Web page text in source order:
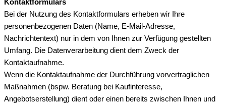
Kontaktformulars
Bei der Nutzung des Kontaktformulars erheben wir Ihre
personenbezogenen Daten (Name, E-Mail-Adresse,
Nachrichtentext) nur in dem von Ihnen zur Verfügung gestellten
Umfang. Die Datenverarbeitung dient dem Zweck der
Kontaktaufnahme.
Wenn die Kontaktaufnahme der Durchführung vorvertraglichen
Maßnahmen (bspw. Beratung bei Kaufinteresse,
Angebotserstellung) dient oder einen bereits zwischen Ihnen und